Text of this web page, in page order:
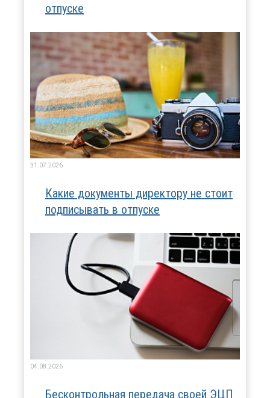
отпуске
31.07.2026
Какие документы директору не стоит
подписывать в отпуске
04.08.2026
Бесконтрольная передача своей ЭЦП